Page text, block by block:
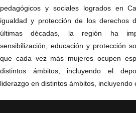
pedagógicos y sociales logrados en
igualdad y protección de los derechos
últimas décadas, la región ha
sensibilización, educación y protección
que cada vez más mujeres ocupen
distintos ámbitos, incluyendo el
liderazgo en distintos ámbitos, incluyendo